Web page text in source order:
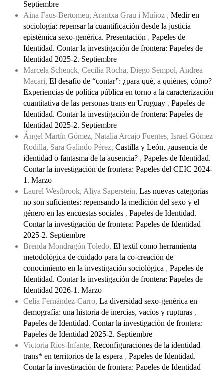
Septiembre
Aina Faus-Bertomeu, Arantxa Grau i Muñoz , Medir en
sociología: repensar la cuantificación desde la justicia
epistémica sexo-genérica. Presentación , Papeles de
Identidad. Contar la investigación de frontera: Papeles de
Identidad 2025-2. Septiembre
Marcela Schenck, Cecilia Rocha, Diego Sempol, Andrea
Macari, El desafío de “contar”: ¿para qué, a quiénes, cómo?
Experiencias de política pública en torno a la caracterización
cuantitativa de las personas trans en Uruguay , Papeles de
Identidad. Contar la investigación de frontera: Papeles de
Identidad 2025-2. Septiembre
Ángel Martín Gómez, Natalia Arcajo Fuentes, Israel Gómez
Rodilla, Sara Galindo Pérez, Castilla y León, ¿ausencia de
identidad o fantasma de la ausencia? , Papeles de Identidad.
Contar la investigación de frontera: Papeles del CEIC 2024-
1. Marzo
Laurel Westbrook, Aliya Saperstein, Las nuevas categorías
no son suficientes: repensando la medición del sexo y el
género en las encuestas sociales , Papeles de Identidad.
Contar la investigación de frontera: Papeles de Identidad
2025-2. Septiembre
Brenda Mondragón Toledo, El textil como herramienta
metodológica de cuidado para la co-creación de
conocimiento en la investigación sociológica , Papeles de
Identidad. Contar la investigación de frontera: Papeles de
Identidad 2026-1. Marzo
Celia Fernández-Carro, La diversidad sexo-genérica en
demografía: una historia de inercias, vacíos y rupturas ,
Papeles de Identidad. Contar la investigación de frontera:
Papeles de Identidad 2025-2. Septiembre
Victoria Ríos-Infante, Reconfiguraciones de la identidad
trans* en territorios de la espera , Papeles de Identidad.
Contar la investigación de frontera: Papeles de Identidad